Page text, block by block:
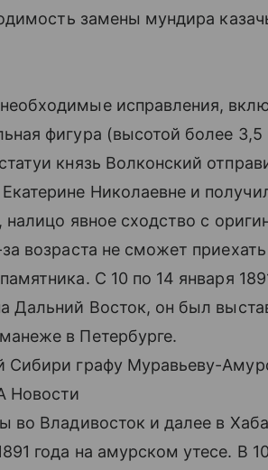
замены мундира
исправления,
фигура (высотой более
князь Волконский
Николаевне и
налицо явное сходство с
возраста не сможет приехать
С 10 по 14 января
Дальний Восток, он был
в Петербурге.
Сибири графу Муравьеву-
Новости
Владивосток и далее в
года на амурском утесе. В